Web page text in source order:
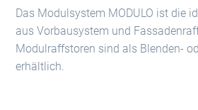
Das Modulsystem MODULO ist die
aus Vorbausystem und
Modulraffstoren sind als Blenden-
erhältlich.